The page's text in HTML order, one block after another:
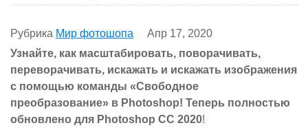
Рубрика Мир фотошопа
Апр 17, 2020
Узнайте, как масштабировать, поворачивать,
переворачивать, искажать и искажать изображения
с помощью команды «Свободное
преобразование» в Photoshop! Теперь полностью
обновлено для Photoshop CC 2020!